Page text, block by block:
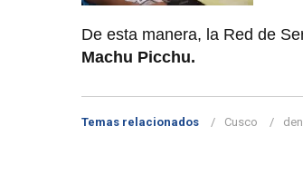
De esta manera, la Red de
Machu Picchu.
Temas relacionados Cusco